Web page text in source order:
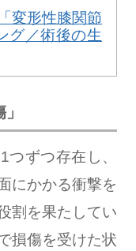
「変形性膝関節
グ／術後の生
ずつ存在し、
にかかる衝撃を
割を果たしてい
損傷を受けた状